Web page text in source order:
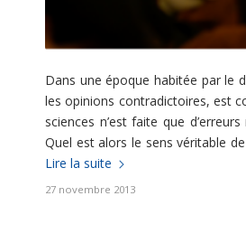
Dans une époque habitée par le
les opinions contradictoires, est
sciences n’est faite que
Quel est alors le sens véritable
Lire la suite
27 novembre 2013